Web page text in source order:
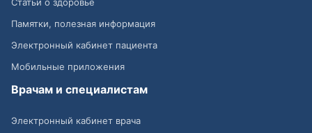
Памятки, полезная информация
Электронный кабинет пациента
Мобильные приложения
Врачам и специалистам
Электронный кабинет врача